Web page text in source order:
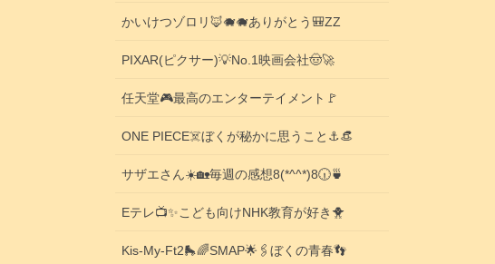
かいけつゾロリ🦊🐗🐗ありがとう🎒ZZ
PIXAR(ピクサー)💡No.1映画会社🤠🚀
任天堂🎮️最高のエンターテイメント🚩
ONE PIECE☠️ぼくが秘かに思うこと⚓️👒
サザエさん☀️🏡毎週の感想8(*^^*)8🕡️🍵
Eテレ📺️✨こども向けNHK教育が好き🐥
Kis-My-Ft2🛼🌈SMAP🌟🖇️ぼくの青春👣